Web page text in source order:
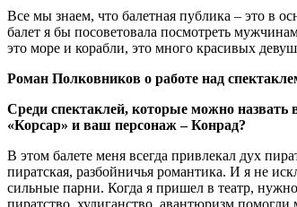
Все мы знаем, что балетная публика ‒ это в
балет я бы посоветовала посмотреть
это море и корабли, это много красивых
Роман Полковников о работе над
Среди спектаклей, которые можно
«Корсар» и ваш персонаж ‒ Конрад?
В этом балете меня всегда привлекал дух
пиратская, разбойничья романтика. И я не
сильные парни. Когда я пришел в театр,